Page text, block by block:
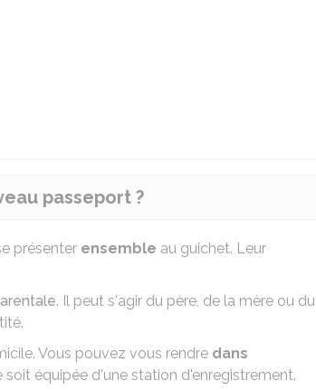
passeport ?
présenter ensemble au guichet. Leur
. Il peut s'agir du père, de la mère ou du
Vous pouvez vous rendre dans
soit équipée d'une station d'enregistrement.